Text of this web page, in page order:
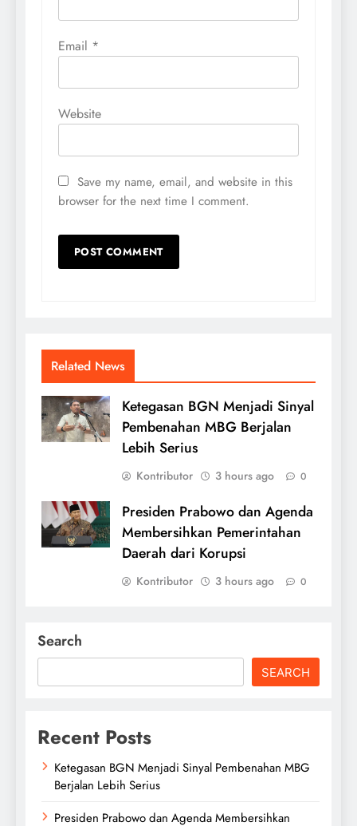
Email *
Website
Save my name, email, and website in this
browser for the next time I comment.
Related News
Ketegasan BGN Menjadi Sinyal
Pembenahan MBG Berjalan
Lebih Serius
Kontributor 3 hours ago 0
Presiden Prabowo dan Agenda
Membersihkan Pemerintahan
Daerah dari Korupsi
Kontributor 3 hours ago 0
Search
SEARCH
Recent Posts
Ketegasan BGN Menjadi Sinyal Pembenahan MBG
Berjalan Lebih Serius
Presiden Prabowo dan Agenda Membersihkan